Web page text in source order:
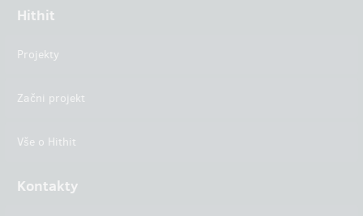
Hithit
Projekty
Začni projekt
Vše o Hithit
Kontakty